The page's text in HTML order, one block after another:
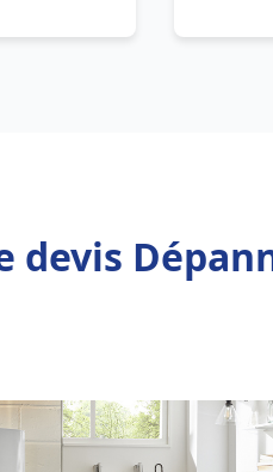
devis